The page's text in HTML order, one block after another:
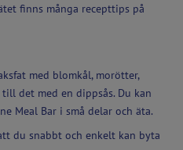
finns många recepttips på
med blomkål, morötter,
det med en dippsås. Du kan
Meal Bar i små delar och äta.
du snabbt och enkelt kan byta